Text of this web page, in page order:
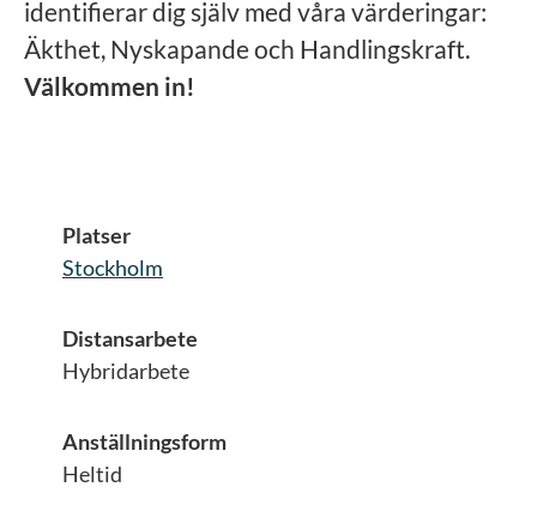
identifierar dig själv med våra värderingar:
Äkthet, Nyskapande och Handlingskraft.
Välkommen in!
Platser
Stockholm
Distansarbete
Hybridarbete
Anställningsform
Heltid